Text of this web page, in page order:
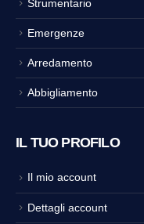
Strumentario
Emergenze
Arredamento
Abbigliamento
IL TUO PROFILO
Il mio account
Dettagli account